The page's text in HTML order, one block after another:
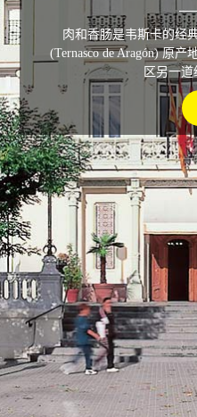
肉和香肠是韦斯卡的经
(Ternasco de Aragón) 原
区另一